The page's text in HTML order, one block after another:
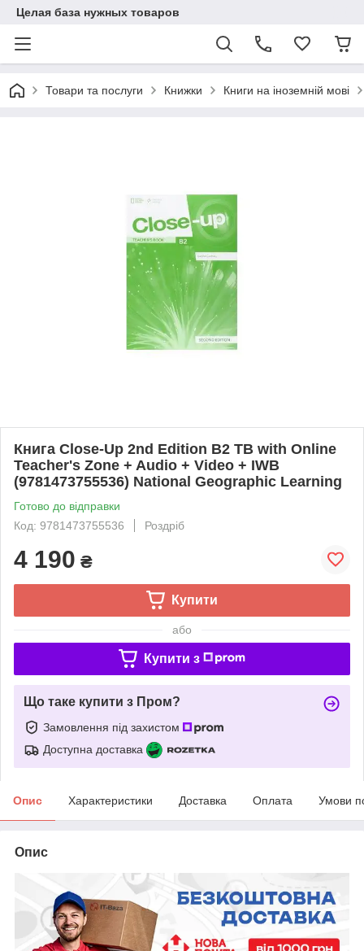
Целая база нужных товаров
Товари та послуги Книжки Книги на іноземній мові
Книга Close-Up 2nd Edition B2 TB with Online
Teacher's Zone + Audio + Video + IWB
(9781473755536) National Geographic Learning
Готово до відправки
Код: 9781473755536
Роздріб
4 190 ₴
Купити
або
Купити з
Що таке купити з Пром?
Замовлення під захистом
Доступна доставка
Опис Характеристики Доставка Оплата Умови
Опис